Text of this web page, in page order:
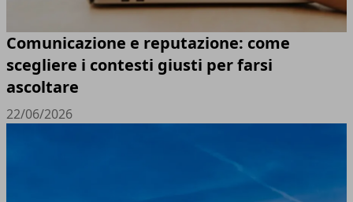
Comunicazione e reputazione: come
scegliere i contesti giusti per farsi
ascoltare
22/06/2026